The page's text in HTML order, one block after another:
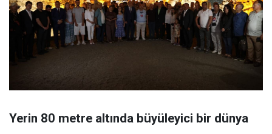
Yerin 80 metre altında büyüleyici bir dünya